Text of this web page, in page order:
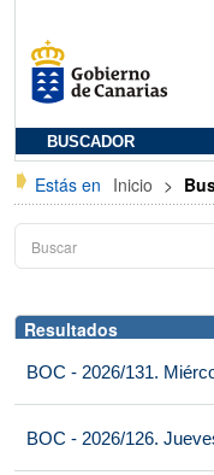
BUSCADOR
Estás en Inicio >
Resultados
BOC - 2026/131.
BOC - 2026/126.